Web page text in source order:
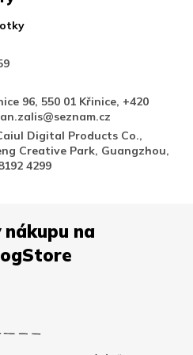
96, 550 01 Křinice, +420
Digital Products Co.,
Creative Park, Guangzhou,
4299